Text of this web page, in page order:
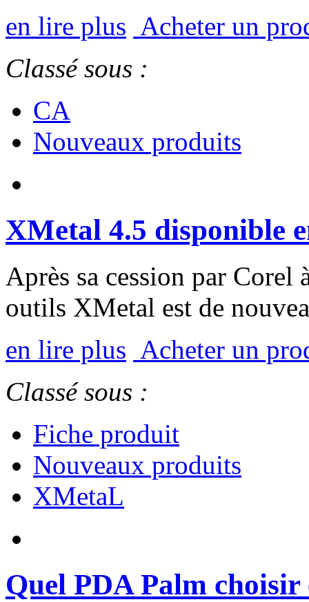
en lire plus Acheter un
Classé sous :
CA
Nouveaux produits
XMetal 4.5 disponible
Après sa cession par
outils XMetal est de
en lire plus Acheter un
Classé sous :
Fiche produit
Nouveaux produits
XMetaL
Quel PDA Palm choisir